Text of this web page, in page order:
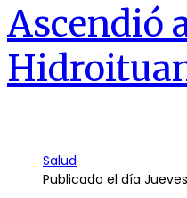
Ascendió
Salud
Publicado el día